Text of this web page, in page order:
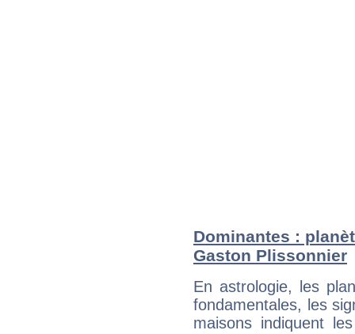
Dominantes :
Gaston Plissonnier
En astrologie, les
fondamentales, les
maisons indiquent